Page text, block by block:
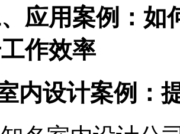
应用案例：如
作效率
内设计案例：